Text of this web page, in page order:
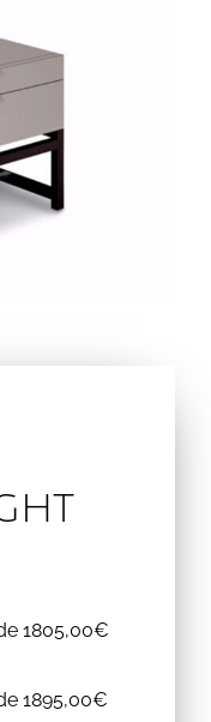
1805,00€
1895,00€